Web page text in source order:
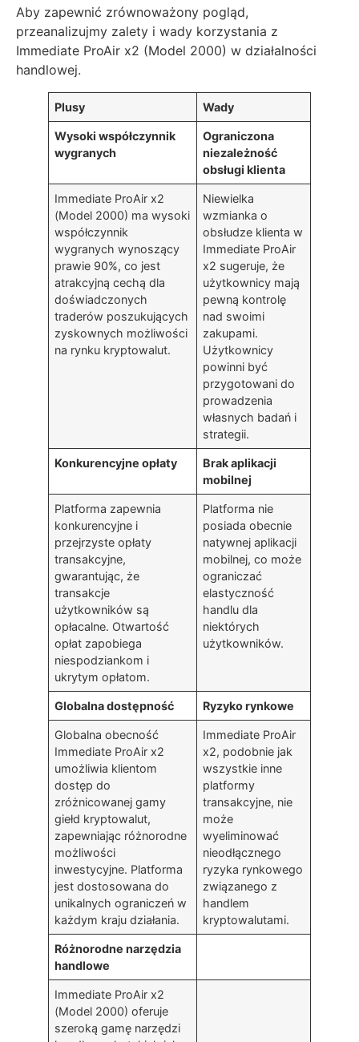
Aby zapewnić zrównoważony pogląd,
przeanalizujmy zalety i wady korzystania z
Immediate ProAir x2 (Model 2000) w działalności
handlowej.
Plusy Wady
Wysoki współczynnik
wygranych
Ograniczona
niezależność
obsługi klienta
Immediate ProAir x2
(Model 2000) ma wysoki
współczynnik
wygranych wynoszący
prawie 90%, co jest
atrakcyjną cechą dla
doświadczonych
traderów poszukujących
zyskownych możliwości
na rynku kryptowalut.
Niewielka
wzmianka o
obsłudze klienta w
Immediate ProAir
x2 sugeruje, że
użytkownicy mają
pewną kontrolę
nad swoimi
zakupami.
Użytkownicy
powinni być
przygotowani do
prowadzenia
własnych badań i
strategii.
Konkurencyjne opłaty
Brak aplikacji
mobilnej
Platforma zapewnia
konkurencyjne i
przejrzyste opłaty
transakcyjne,
gwarantując, że
transakcje
użytkowników są
opłacalne. Otwartość
opłat zapobiega
niespodziankom i
ukrytym opłatom.
Platforma nie
posiada obecnie
natywnej aplikacji
mobilnej, co może
ograniczać
elastyczność
handlu dla
niektórych
użytkowników.
Globalna dostępność Ryzyko rynkowe
Globalna obecność
Immediate ProAir x2
umożliwia klientom
dostęp do
zróżnicowanej gamy
giełd kryptowalut,
zapewniając różnorodne
możliwości
inwestycyjne. Platforma
jest dostosowana do
unikalnych ograniczeń w
każdym kraju działania.
Immediate ProAir
x2, podobnie jak
wszystkie inne
platformy
transakcyjne, nie
może
wyeliminować
nieodłącznego
ryzyka rynkowego
związanego z
handlem
kryptowalutami.
Różnorodne narzędzia
handlowe
Immediate ProAir x2
(Model 2000) oferuje
szeroką gamę narzędzi